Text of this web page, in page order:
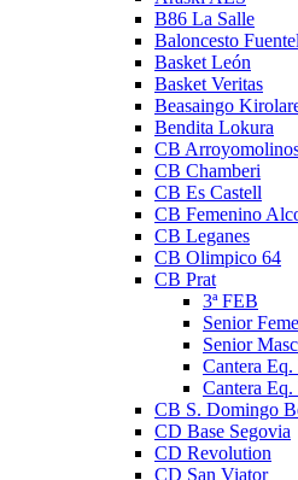
B86 La Salle
Baloncesto
Basket León
Basket Veritas
Beasaingo
Bendita Lokura
CB
CB Chamberi
CB Es Castell
CB Femenino
CB Leganes
CB Olimpico 64
CB Prat
3ª FEB
Senior
Senior
Cantera
Cantera
CB S. Domingo
CD Base Segovia
CD Revolution
CD San Viator